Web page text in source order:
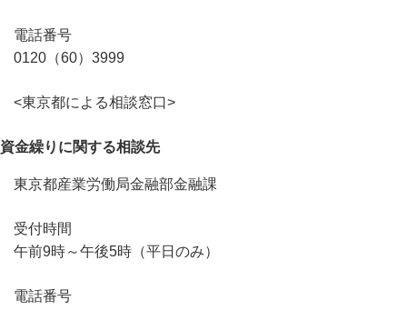
電話番号
0120（60）3999
<東京都による相談窓口>
資金繰りに関する相談先
東京都産業労働局金融部金融課
受付時間
午前9時～午後5時（平日のみ）
電話番号